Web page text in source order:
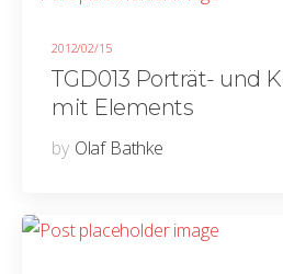
2012/02/15
TGD013 Porträt- und
mit Elements
by Olaf Bathke